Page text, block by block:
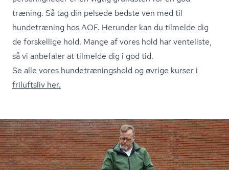
træning. Så tag din pelsede bedste ven med til
hundetræning hos AOF. Herunder kan du tilmelde dig
de forskellige hold. Mange af vores hold har venteliste,
så vi anbefaler at tilmelde dig i god tid.
Se alle vores hund­e­træ­nings­hold og øvrige kurser i
friluftsliv her.